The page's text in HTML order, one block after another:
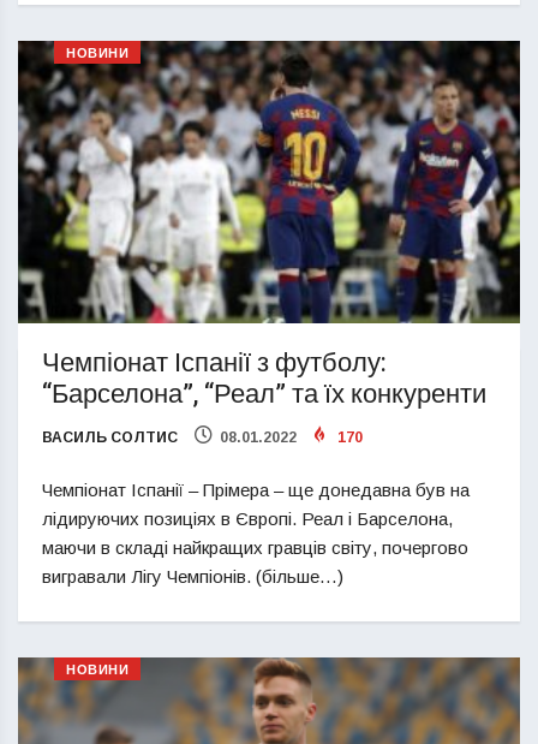
НОВИНИ
Чемпіонат Іспанії з футболу:
“Барселона”, “Реал” та їх конкуренти
ВАСИЛЬ СОЛТИС 08.01.2022 170
Чемпіонат Іспанії – Прімера – ще донедавна був на
лідируючих позиціях в Європі. Реал і Барселона,
маючи в складі найкращих гравців світу, почергово
вигравали Лігу Чемпіонів. (більше…)
НОВИНИ